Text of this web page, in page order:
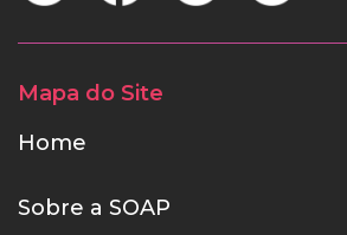
Mapa do Site
Home
Sobre a SOAP